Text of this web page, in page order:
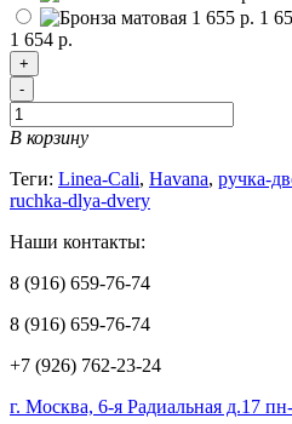
1
1 654 р.
+
-
В корзину
Теги: Linea-Cali, Havana, ручка-
ruchka-dlya-dvery
Наши контакты:
8 (916) 659-76-74
8 (916) 659-76-74
+7 (926) 762-23-24
г. Москва, 6-я Радиальная д.17